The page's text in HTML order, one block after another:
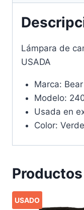
Lámpara de
USADA
Marca:
Modelo:
Usada en
Color: Verde
USADO